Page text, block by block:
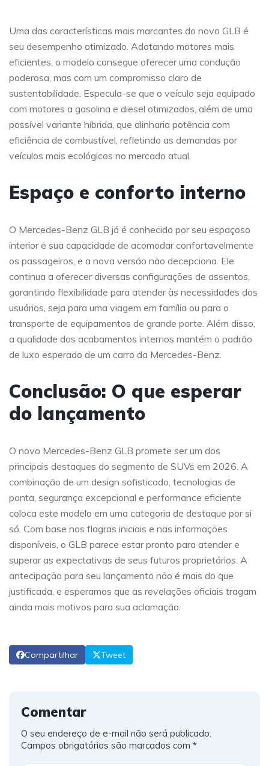
Uma das características mais marcantes do novo GLB é
seu desempenho otimizado. Adotando motores mais
eficientes, o modelo consegue oferecer uma condução
poderosa, mas com um compromisso claro de
sustentabilidade. Especula-se que o veículo seja equipado
com motores a gasolina e diesel otimizados, além de uma
possível variante híbrida, que alinharia potência com
eficiência de combustível, refletindo as demandas por
veículos mais ecológicos no mercado atual.
Espaço e conforto interno
O Mercedes-Benz GLB já é conhecido por seu espaçoso
interior e sua capacidade de acomodar confortavelmente
os passageiros, e a nova versão não decepciona. Ele
continua a oferecer diversas configurações de assentos,
garantindo flexibilidade para atender às necessidades dos
usuários, seja para uma viagem em família ou para o
transporte de equipamentos de grande porte. Além disso,
a qualidade dos acabamentos internos mantém o padrão
de luxo esperado de um carro da Mercedes-Benz.
Conclusão: O que esperar
do lançamento
O novo Mercedes-Benz GLB promete ser um dos
principais destaques do segmento de SUVs em 2026. A
combinação de um design sofisticado, tecnologias de
ponta, segurança excepcional e performance eficiente
coloca este modelo em uma categoria de destaque por si
só. Com base nos flagras iniciais e nas informações
disponíveis, o GLB parece estar pronto para atender e
superar as expectativas de seus futuros proprietários. A
antecipação para seu lançamento não é mais do que
justificada, e esperamos que as revelações oficiais tragam
ainda mais motivos para sua aclamação.
Compartilhar Tweet
Comentar
O seu endereço de e-mail não será publicado.
Campos obrigatórios são marcados com *